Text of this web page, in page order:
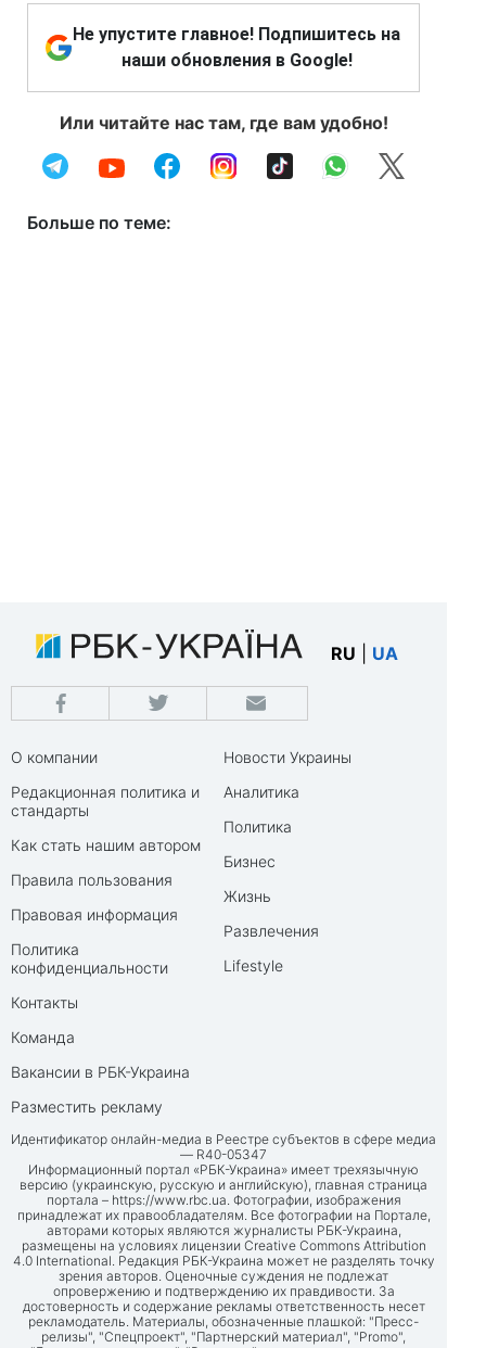
Не упустите главное! Подпишитесь на
наши обновления в Google!
Или читайте нас там, где вам удобно!
Больше по теме:
RU UA
О компании
Редакционная политика и
стандарты
Как стать нашим автором
Правила пользования
Правовая информация
Политика
конфиденциальности
Контакты
Команда
Вакансии в РБК-Украина
Разместить рекламу
Новости Украины
Аналитика
Политика
Бизнес
Жизнь
Развлечения
Lifestyle
Идентификатор онлайн-медиа в Реестре субъектов в сфере медиа
— R40-05347
Информационный портал «РБК-Украина» имеет трехязычную
версию (украинскую, русскую и английскую), главная страница
портала – https://www.rbc.ua. Фотографии, изображения
принадлежат их правообладателям. Все фотографии на Портале,
авторами которых являются журналисты РБК-Украина,
размещены на условиях лицензии Creative Commons Attribution
4.0 International. Редакция РБК-Украина может не разделять точку
зрения авторов. Оценочные суждения не подлежат
опровержению и подтверждению их правдивости. За
достоверность и содержание рекламы ответственность несет
рекламодатель. Материалы, обозначенные плашкой: "Пресс-
релизы", "Спецпроект", "Партнерский материал", "Promo",